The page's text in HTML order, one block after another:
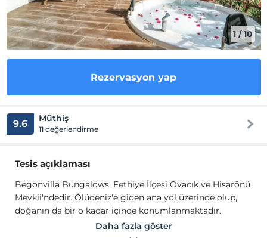
1/10
Rezervasyon yap
9.6 Müthiş
11 değerlendirme
Tesis açıklaması
Begonvilla Bungalows, Fethiye İlçesi Ovacık ve Hisarönü
Mevkii'ndedir. Ölüdeniz'e giden ana yol üzerinde olup,
doğanın da bir o kadar içinde konumlanmaktadır.
5 adet bungalov mevcut olup, bunların 3 tanesinde
Daha fazla göster